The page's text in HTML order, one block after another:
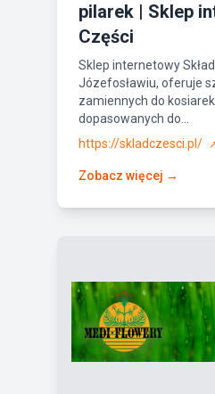
pilarek | Sklep
Części
Sklep internetowy
Józefosławiu, oferuje
zamiennych do
dopasowanych do...
https://skladczesci.pl/
Zobacz więcej →